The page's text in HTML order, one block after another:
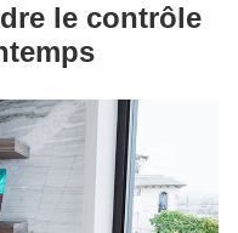
le contrôle